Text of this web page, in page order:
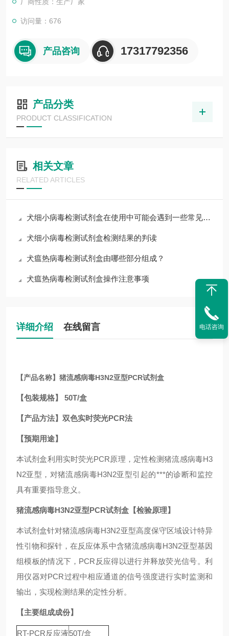
访问量：676
产品咨询 17317792356
产品分类
PRODUCT CLASSIFICATION
相关文章
RELATED ARTICLES
犬细小病毒检测试剂盒在使用中可能会遇到一些常见问题
犬细小病毒检测试剂盒检测结果的判读
犬瘟热病毒检测试剂盒由哪些部分组成？
犬瘟热病毒检测试剂盒操作注意事项
详细介绍 在线留言
【产品名称】猪流感病毒H3N2亚型PCR试剂盒
【包装规格】 50T/盒
【产品方法】双色实时荧光PCR法
【预期用途】
本试剂盒利用实时荧光PCR原理，定性检测猪流感病毒H3
N2亚型，对猪流感病毒H3N2亚型引起的***的诊断和监控
具有重要指导意义。
猪流感病毒H3N2亚型PCR试剂盒 【检验原理】
本试剂盒针对猪流感病毒H3N2亚型高度保守区域设计特异
性引物和探针，在反应体系中含猪流感病毒H3N2亚型基因
组模板的情况下，PCR反应得以进行并释放荧光信号。利
用仪器对PCR过程中相应通道的信号强度进行实时监测和
输出，实现检测结果的定性分析。
【主要组成成份】
RT-PCR反应液50T/盒
电话咨询